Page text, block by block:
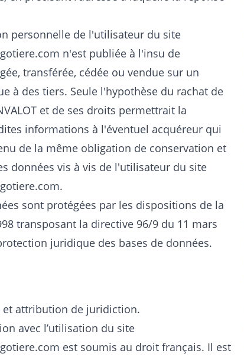
personnelle de l'utilisateur du site
n'est publiée à l'insu de
transférée, cédée ou vendue sur un
à des tiers. Seule l'hypothèse du rachat de
et de ses droits permettrait la
informations à l'éventuel acquéreur qui
de la même obligation de conservation et
données vis à vis de l'utilisateur du site
.
sont protégées par les dispositions de la
transposant la directive 96/9 du 11 mars
juridique des bases de données.
et attribution de juridiction.
avec l’utilisation du site
est soumis au droit français. Il est